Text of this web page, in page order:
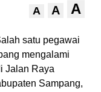
A A A
satu pegawai
mengalami
Jalan Raya
Sampang,